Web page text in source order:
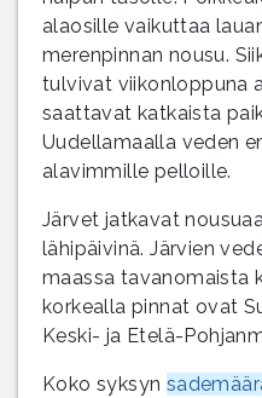
alaosille vaikuttaa
merenpinnan nousu.
tulvivat viikonloppuna
saattavat katkaista
Uudellamaalla veden
alavimmille pelloille.
Järvet jatkavat
lähipäivinä. Järvien
maassa tavanomaista
korkealla pinnat ovat
Keski- ja Etelä-
Koko syksyn